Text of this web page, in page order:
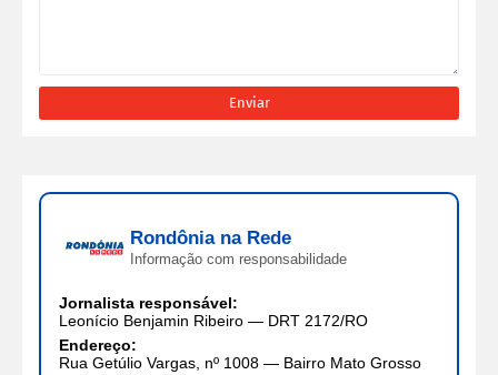
Rondônia na Rede
Informação com responsabilidade
Jornalista responsável:
Leonício Benjamin Ribeiro — DRT 2172/RO
Endereço:
Rua Getúlio Vargas, nº 1008 — Bairro Mato Grosso